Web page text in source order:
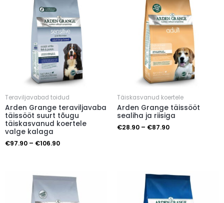
Teraviljavabad toidud
Arden Grange teraviljavaba
täissööt suurt tõugu
täiskasvanud koertele
valge kalaga
€97.90 – €106.90
Täiskasvanud koertele
Arden Grange täissööt
sealiha ja riisiga
€28.90 – €87.90